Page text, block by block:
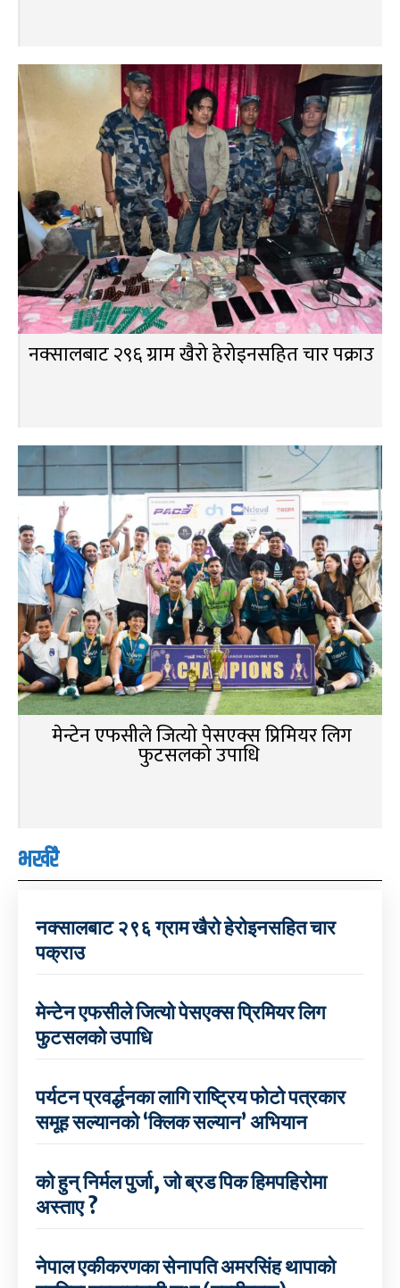
नक्सालबाट २९६ ग्राम खैरो हेरोइनसहित चार पक्राउ
मेन्टेन एफसीले जित्यो पेसएक्स प्रिमियर लिग
फुटसलको उपाधि
भर्खरै
नक्सालबाट २९६ ग्राम खैरो हेरोइनसहित चार
पक्राउ
मेन्टेन एफसीले जित्यो पेसएक्स प्रिमियर लिग
फुटसलको उपाधि
पर्यटन प्रवर्द्धनका लागि राष्ट्रिय फोटो पत्रकार
समूह सल्यानको ‘क्लिक सल्यान’ अभियान
को हुन् निर्मल पुर्जा, जो ब्रड पिक हिमपहिरोमा
अस्ताए ?
नेपाल एकीकरणका सेनापति अमरसिंह थापाको